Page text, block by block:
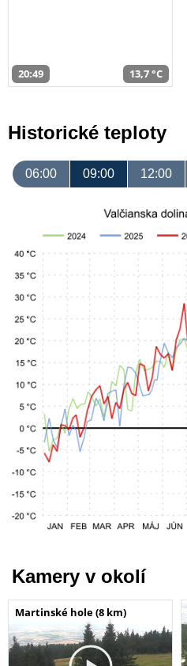
20:49 13,7 °C
Historické teploty
06:00 09:00 12:00
Kamery v okolí
Martinské hole (8 km)